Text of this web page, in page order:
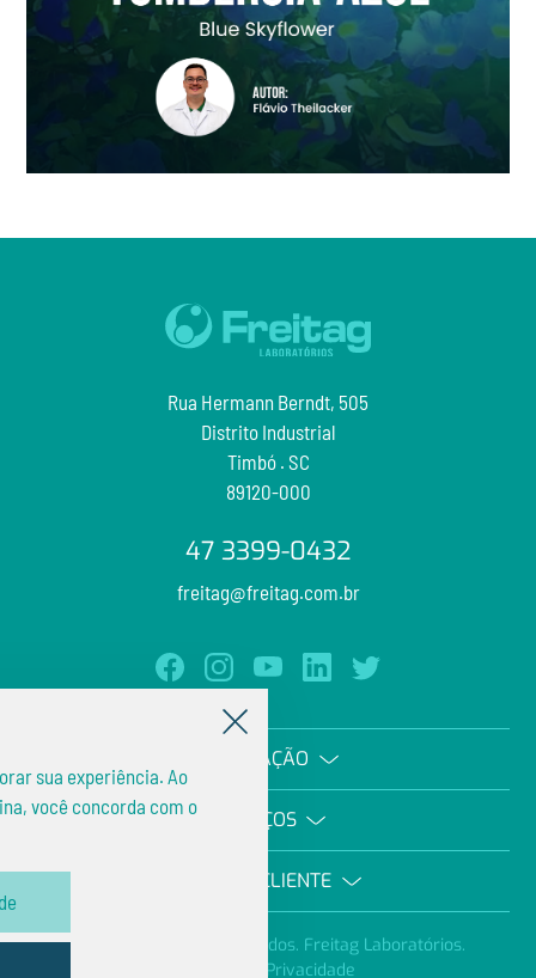
Rua Hermann Berndt, 505
Distrito Industrial
Timbó . SC
89120-000
47 3399-0432
freitag@freitag.com.br
FacebookInstagramYouTube
LinkedInTwitter
NAVEGAÇÃO
SERVIÇOS
ÁREA DO CLIENTE
Todos os direiros reservados. Freitag Laboratórios.
Política de Privacidade
sua experiência. Ao
você concorda com o